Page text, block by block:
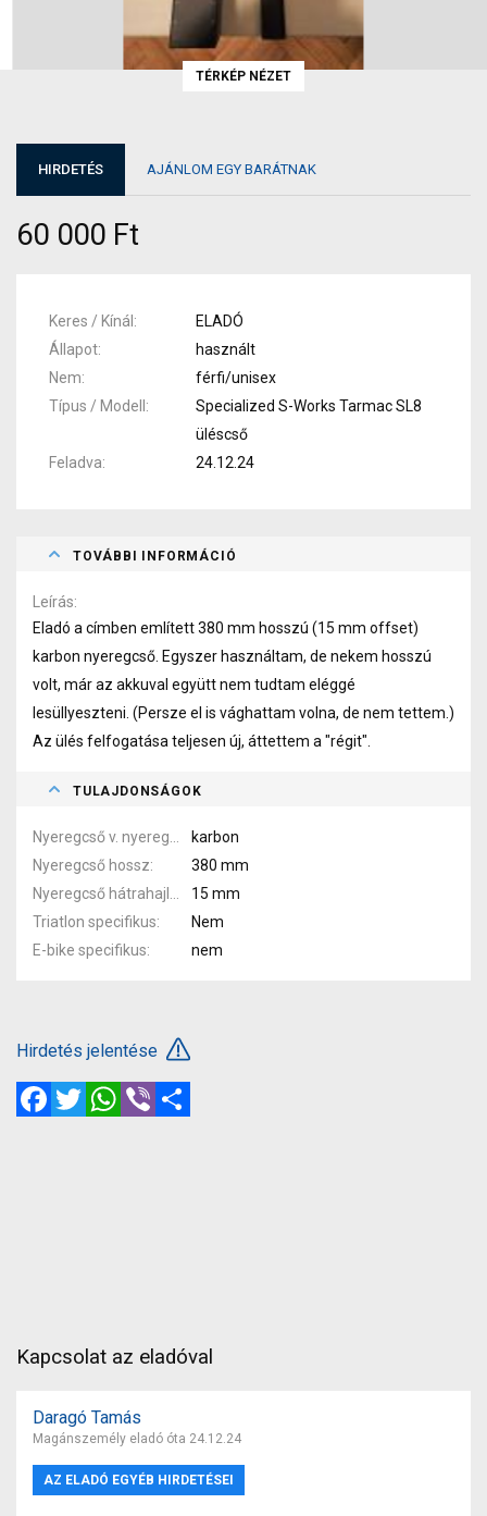
TÉRKÉP NÉZET
HIRDETÉS AJÁNLOM EGY BARÁTNAK
60 000 Ft
Keres / Kínál
ELADÓ
Állapot
használt
Nem
férfi/unisex
Típus / Modell
Specialized S-Works Tarmac SL8
üléscső
Feladva
24.12.24
TOVÁBBI INFORMÁCIÓ
Leírás
Eladó a címben említett 380 mm hosszú (15 mm offset)
karbon nyeregcső. Egyszer használtam, de nekem hosszú
volt, már az akkuval együtt nem tudtam eléggé
lesüllyeszteni. (Persze el is vághattam volna, de nem tettem.)
Az ülés felfogatása teljesen új, áttettem a "régit".
TULAJDONSÁGOK
karbon
Nyeregcső hossz
380 mm
15 mm
Triatlon specifikus
Nem
E-bike specifikus
nem
Hirdetés jelentése
FacebookTwitterWhatsApp
Viber
Kapcsolat az eladóval
Daragó Tamás
Magánszemély eladó óta 24.12.24
AZ ELADÓ EGYÉB HIRDETÉSEI